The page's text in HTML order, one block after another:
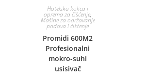
Hotelska kolica i
oprema za čišćenje,
Mašine za održavanje
podova i čišćenje
Promidi 600M2
Profesionalni
mokro-suhi
usisivač